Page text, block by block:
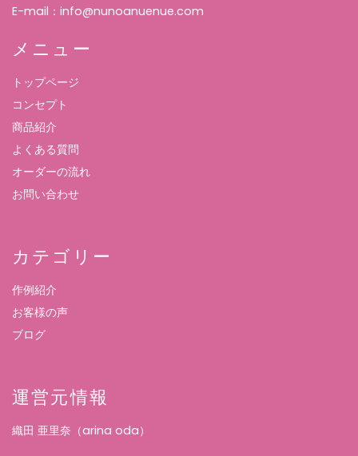
E-mail：info@nunoanuenue.com
メニュー
トップページ
コンセプト
商品紹介
よくある質問
オーダーの流れ
お問い合わせ
カテゴリー
作例紹介
お客様の声
ブログ
運営元情報
織田 亜里奈（arina oda）